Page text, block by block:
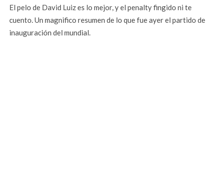
El pelo de David Luiz es lo mejor, y el penalty fingido ni te
cuento. Un magnifico resumen de lo que fue ayer el partido de
inauguración del mundial.